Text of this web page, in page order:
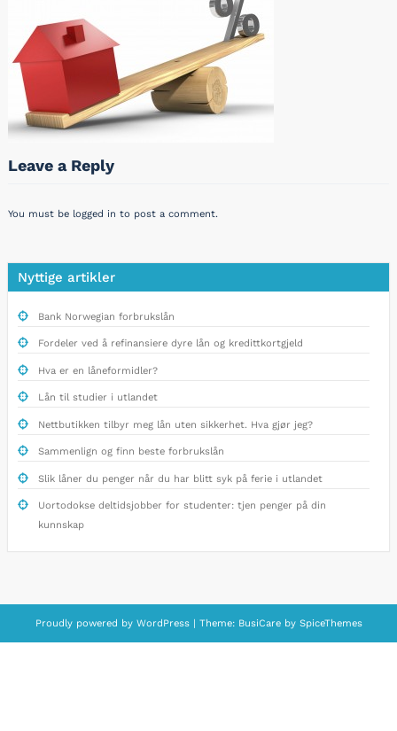
Leave a Reply
You must be logged in to post a comment.
Nyttige artikler
Bank Norwegian forbrukslån
Fordeler ved å refinansiere dyre lån og kredittkortgjeld
Hva er en låneformidler?
Lån til studier i utlandet
Nettbutikken tilbyr meg lån uten sikkerhet. Hva gjør jeg?
Sammenlign og finn beste forbrukslån
Slik låner du penger når du har blitt syk på ferie i utlandet
Uortodokse deltidsjobber for studenter: tjen penger på din
kunnskap
Proudly powered by WordPress| Theme: BusiCare bySpiceThemes